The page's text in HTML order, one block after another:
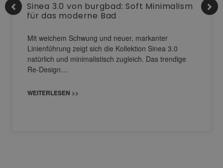
Sinea 3.0 von burgbad: Soft Minimalism
für das moderne Bad
Mit weichem Schwung und neuer, markanter
Linienführung zeigt sich die Kollektion Sinea 3.0
natürlich und minimalistisch zugleich. Das trendige
Re-Design…
WEITERLESEN >>